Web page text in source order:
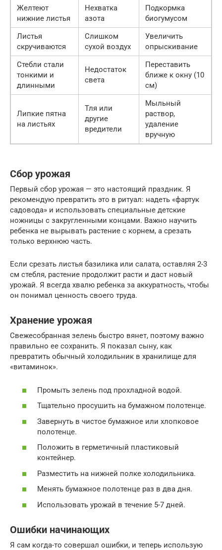
Желтеют
нижние листья
Нехватка
азота
Подкормка
биогумусом
Листья
скручиваются
Слишком
сухой воздух
Увеличить
опрыскивание
Стебли стали
тонкими и
длинными
Недостаток
света
Переставить
ближе к окну (10
см)
Липкие пятна
на листьях
Тля или
другие
вредители
Мыльный
раствор,
удаление
вручную
Сбор урожая
Первый сбор урожая — это настоящий праздник. Я
рекомендую превратить это в ритуал: надеть «фартук
садовода» и использовать специальные детские
ножницы с закругленными концами. Важно научить
ребенка не вырывать растение с корнем, а срезать
только верхнюю часть.
Если срезать листья базилика или салата, оставляя 2-3
см стебля, растение продолжит расти и даст новый
урожай. Я всегда хвалю ребенка за аккуратность, чтобы
он понимал ценность своего труда.
Хранение урожая
Свежесобранная зелень быстро вянет, поэтому важно
правильно ее сохранить. Я показал сыну, как
превратить обычный холодильник в хранилище для
«витаминок».
Промыть зелень под прохладной водой.
Тщательно просушить на бумажном полотенце.
Завернуть в чистое бумажное или хлопковое
полотенце.
Положить в герметичный пластиковый
контейнер.
Разместить на нижней полке холодильника.
Менять бумажное полотенце раз в два дня.
Использовать урожай в течение 5-7 дней.
Ошибки начинающих
Я сам когда-то совершал ошибки, и теперь использую